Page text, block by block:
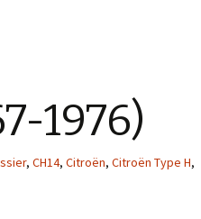
1976)
, CH14, Citroën, Citroën Type H,